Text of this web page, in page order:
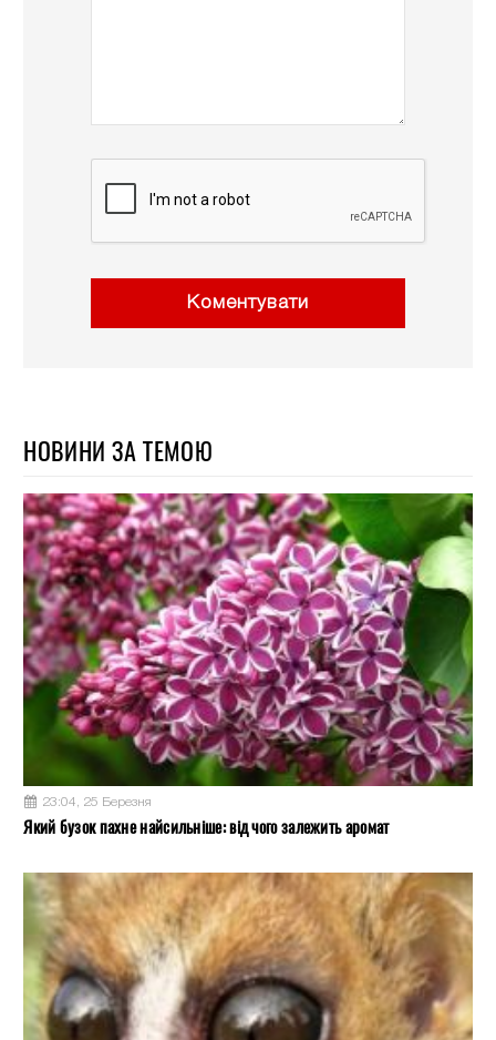
Коментувати
НОВИНИ ЗА ТЕМОЮ
23:04, 25 Березня
Який бузок пахне найсильніше: від чого залежить аромат